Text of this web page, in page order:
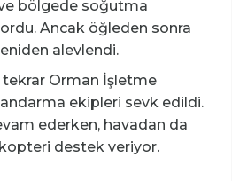
ve bölgede soğutma
Ancak öğleden sonra
alevlendi.
Orman İşletme
ekipleri sevk edildi.
ederken, havadan da
destek veriyor.